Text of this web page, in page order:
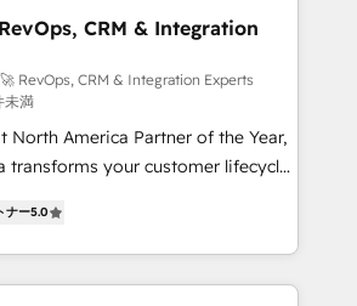
ど、構想段階からお気軽にお問い合わ
Zero-technical-debt setup
by our 7 HubSpot
and high-integrity migrations for
SOC 2
attested for enterprise-grade data
CRM & Integration
RevOps, CRM & Integration Experts
未満
North America Partner of the Year,
transforms your customer lifecycle
divisions Globalia (AI &
Success Media (Paid Media),
home for all three brands. 🔄
ナー5.0